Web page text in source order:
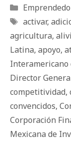
Categorías
Etiquetas
activar,
agricultura,
Latina, apoyo,
Interamericano
Director
competitividad,
convencidos,
Corporación
Mexicana de